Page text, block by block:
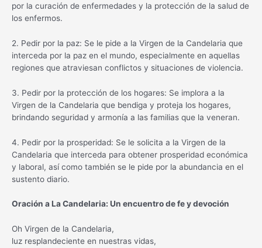
por la curación de enfermedades y la protección de la salud de
los enfermos.
2. Pedir por la paz: Se le pide a la Virgen de la Candelaria que
interceda por la paz en el mundo, especialmente en aquellas
regiones que atraviesan conflictos y situaciones de violencia.
3. Pedir por la protección de los hogares: Se implora a la
Virgen de la Candelaria que bendiga y proteja los hogares,
brindando seguridad y armonía a las familias que la veneran.
4. Pedir por la prosperidad: Se le solicita a la Virgen de la
Candelaria que interceda para obtener prosperidad económica
y laboral, así como también se le pide por la abundancia en el
sustento diario.
Oración a La Candelaria: Un encuentro de fe y devoción
Oh Virgen de la Candelaria,
luz resplandeciente en nuestras vidas,